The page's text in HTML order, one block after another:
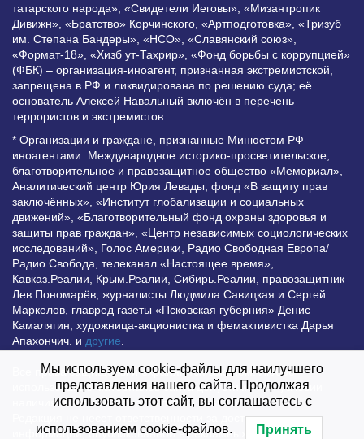
татарского народа», «Свидетели Иеговы», «Мизантропик
Дивижн», «Братство» Корчинского, «Артподготовка», «Тризуб
им. Степана Бандеры», «НСО», «Славянский союз»,
«Формат-18», «Хизб ут-Тахрир», «Фонд борьбы с коррупцией»
(ФБК) – организация-иноагент, признанная экстремистской,
запрещена в РФ и ликвидирована по решению суда; её
основатель Алексей Навальный включён в перечень
террористов и экстремистов.
* Организации и граждане, признанные Минюстом РФ
иноагентами: Международное историко-просветительское,
благотворительное и правозащитное общество «Мемориал»,
Аналитический центр Юрия Левады, фонд «В защиту прав
заключённых», «Институт глобализации и социальных
движений», «Благотворительный фонд охраны здоровья и
защиты прав граждан», «Центр независимых социологических
исследований», Голос Америки, Радио Свободная Европа/
Радио Свобода, телеканал «Настоящее время»,
Кавказ.Реалии, Крым.Реалии, Сибирь.Реалии, правозащитник
Лев Пономарёв, журналисты Людмила Савицкая и Сергей
Маркелов, главред газеты «Псковская губерния» Денис
Камалягин, художница-акционистка и фемактивистка Дарья
Апахончич. и другие
Все права защищены и охраняются законом. Любое
использование материалов сайта допустимо при условии
наличия активной гиперссылки на Vesti.UZ.
Редакция не несет ответственности за достоверность
информации, опубликованной в рекламных объявлениях.
Мы используем cookie-файлы для наилучшего
представления нашего сайта. Продолжая
использовать этот сайт, вы соглашаетесь с
использованием cookie-файлов. Принять